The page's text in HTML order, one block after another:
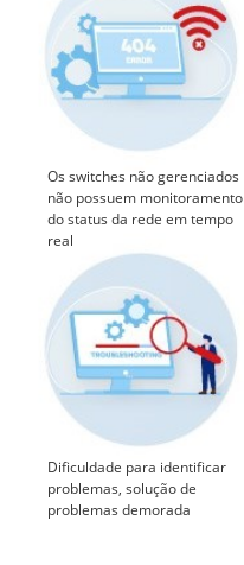
Os switches não gerenciados
não possuem monitoramento
do status da rede em tempo
real
Dificuldade para identificar
problemas, solução de
problemas demorada